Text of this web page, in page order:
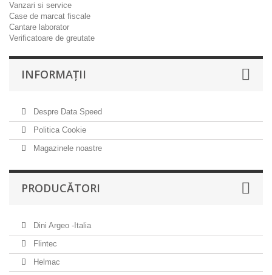
Vanzari si service
Case de marcat fiscale
Cantare laborator
Verificatoare de greutate
INFORMAŢII
Despre Data Speed
Politica Cookie
Magazinele noastre
PRODUCĂTORI
Dini Argeo -Italia
Flintec
Helmac